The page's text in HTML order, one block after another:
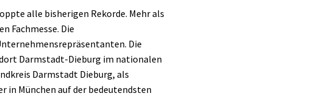
alle bisherigen Rekorde. Mehr als
Fachmesse. Die
Die
Darmstadt-Dieburg im nationalen
Darmstadt Dieburg, als
in München auf der bedeutendsten